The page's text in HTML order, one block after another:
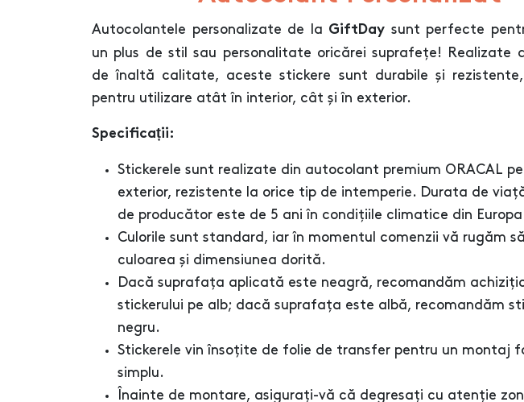
Autocolantele personalizate de la GiftDay sunt perfecte
un plus de stil sau personalitate oricărei suprafețe! Realizate
de înaltă calitate, aceste stickere sunt durabile și
pentru utilizare atât în interior, cât și în exterior.
Specificații:
Stickerele sunt realizate din autocolant premium ORACAL
exterior, rezistente la orice tip de intemperie. Durata de
de producător este de 5 ani în condițiile climatice din
Culorile sunt standard, iar în momentul comenzii vă rugăm
culoarea și dimensiunea dorită.
Dacă suprafața aplicată este neagră, recomandăm
stickerului pe alb; dacă suprafața este albă, recomandăm
negru.
Stickerele vin însoțite de folie de transfer pentru un montaj
simplu.
Înainte de montare, asigurați-vă că degresați cu atenție